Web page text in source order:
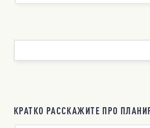
КРАТКО РАССКАЖИТЕ ПРО